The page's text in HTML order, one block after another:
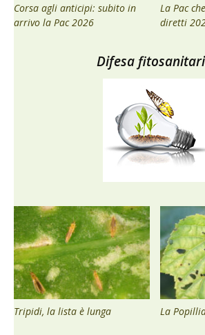
Corsa agli anticipi: subito in
arrivo la Pac 2026
La Pac
diretti
Difesa
Tripidi, la lista è lunga La